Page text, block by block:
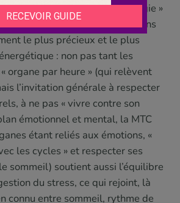
modernes de « chronobiologie »
de façon frappante. C’est là, sans
le plus précieux et le plus
: non pas tant les
organe par heure » (qui relèvent
l’invitation générale à respecter
à ne pas « vivre contre son
émotionnel et mental, la MTC
étant reliés aux émotions, «
les cycles » et respecter ses
sommeil) soutient aussi l’équilibre
du stress, ce qui rejoint, là
connu entre sommeil, rythme de